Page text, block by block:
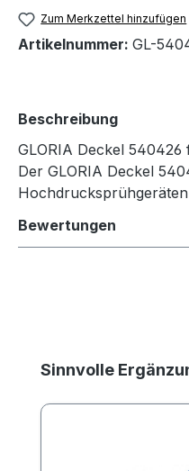
Zum Merkzettel hinzufügen
Artikelnummer: GL-
Beschreibung
GLORIA Deckel
Der GLORIA Deckel
Bewertungen
Produktgalerie
Sinnvolle